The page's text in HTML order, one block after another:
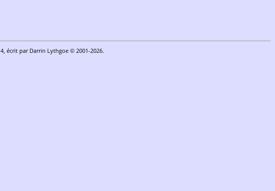
écrit par Darrin Lythgoe © 2001-2026.